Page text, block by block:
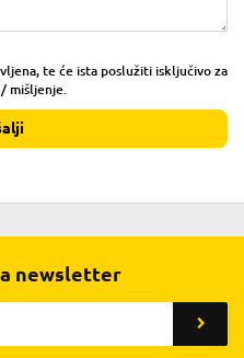
te će ista poslužiti isključivo za
mišljenje.
newsletter